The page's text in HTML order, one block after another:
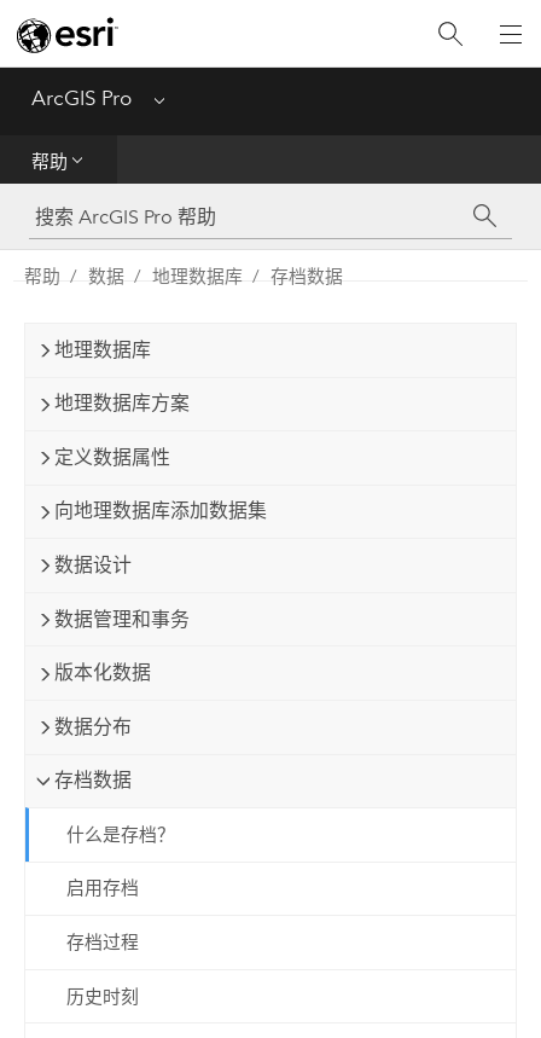
ArcGIS Pro Menu
帮助
工具参考
Python
帮助 数据 地理数据库 存档数据
地理数据库
地理数据库方案
定义数据属性
向地理数据库添加数据集
数据设计
数据管理和事务
版本化数据
数据分布
存档数据
什么是存档？
启用存档
存档过程
历史时刻